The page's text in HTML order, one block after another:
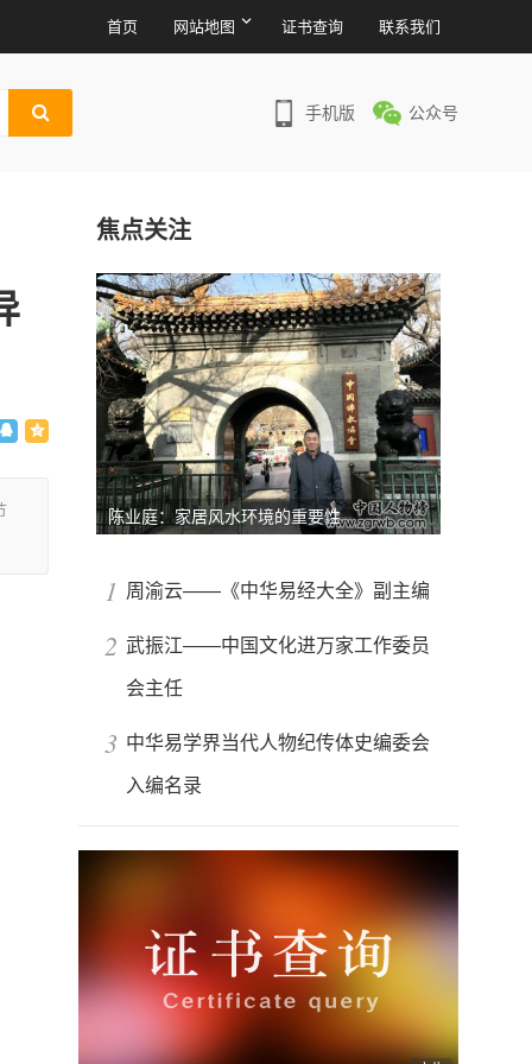
首页 网站地图 证书查询 联系我们
手机版 公众号
焦点关注
陈业庭：家居风水环境的重要性
1 周渝云——《中华易经大全》副主编
2 武振江——中国文化进万家工作委员
会主任
3 中华易学界当代人物纪传体史编委会
入编名录